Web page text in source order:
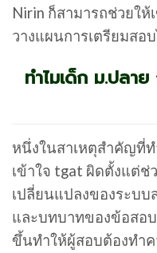
Nirin ก็สามารถช่วยใ
วางแผนการเตรียมสอ
ทำไมเด็ก ม.ปลา
หนึ่งในสาเหตุสำคัญที่
เข้าใจ tgat ผิดตั้งแต่ช่
เปลี่ยนแปลงของระบบ
และบทบาทของข้อสอ
ขึ้นทำให้ผู้สอบต้องทำ